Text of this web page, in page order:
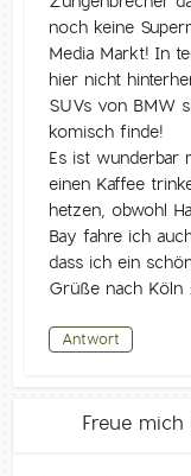
noch keine
Media Markt! In
hier nicht
SUVs von BMW
komisch finde!
Es ist wunderbar
einen Kaffee
hetzen, obwohl
Bay fahre ich
dass ich ein
Grüße nach Köln
Antwort
Freue